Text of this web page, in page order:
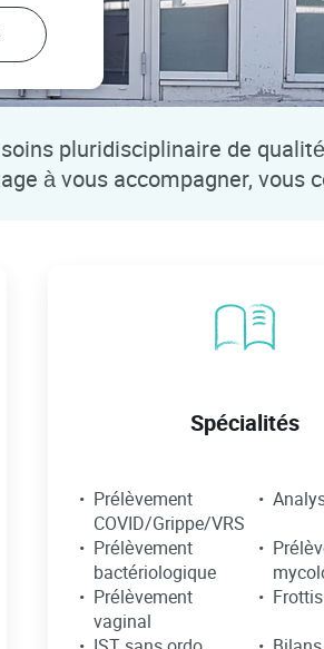
pluridisciplinaire de
à vous accompagner, vous
Spécialités
Prélèvement
COVID/Grippe/VRS
Prélèvement
bactériologique
Prélèvement
vaginal
Frottis